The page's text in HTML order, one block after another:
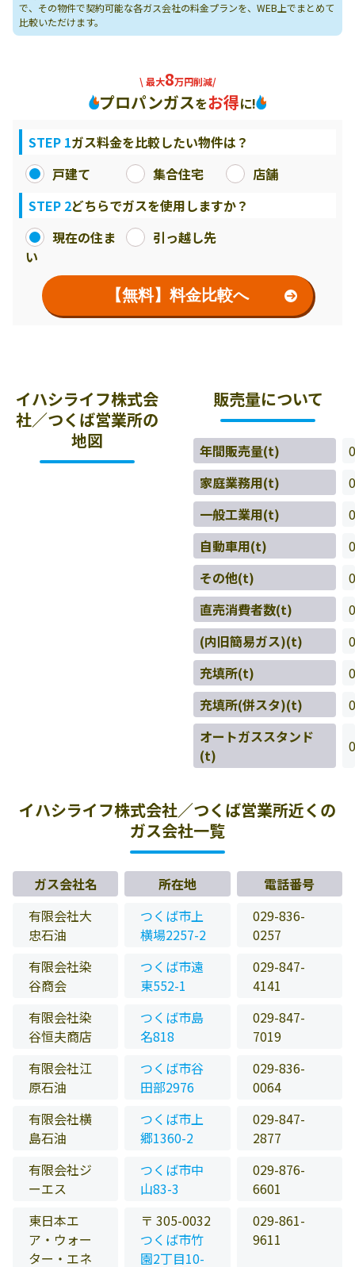
で、その物件で契約可能な各ガス会社の料金プランを、WEB上でまとめて
比較いただけます。
\ 最大8万円削減/
プロパンガスをお得に!
STEP 1ガス料金を比較したい物件は？
戸建て
集合住宅
店舗
STEP 2どちらでガスを使用しますか？
現在の住ま
い
引っ越し先
【無料】料金比較へ
イハシライフ株式会
社／つくば営業所の
地図
販売量について
年間販売量(t)
0
家庭業務用(t)
0
一般工業用(t)
0
自動車用(t)
0
その他(t)
0
直売消費者数(t)
0
(内旧簡易ガス)(t)
0
充填所(t)
0
充填所(併スタ)(t)
0
オートガススタンド
(t)
0
イハシライフ株式会社／つくば営業所近くの
ガス会社一覧
ガス会社名 所在地
電話番号
有限会社大
忠石油
つくば市上
横場2257-2
029-836-
0257
有限会社染
谷商会
つくば市遠
東552-1
029-847-
4141
有限会社染
谷恒夫商店
つくば市島
名818
029-847-
7019
有限会社江
原石油
つくば市谷
田部2976
029-836-
0064
有限会社横
島石油
つくば市上
郷1360-2
029-847-
2877
有限会社ジ
ーエス
つくば市中
山83-3
029-876-
6601
東日本エ
ア・ウォー
ター・エネ
〒 305-0032
つくば市竹
園2丁目10-
029-861-
9611